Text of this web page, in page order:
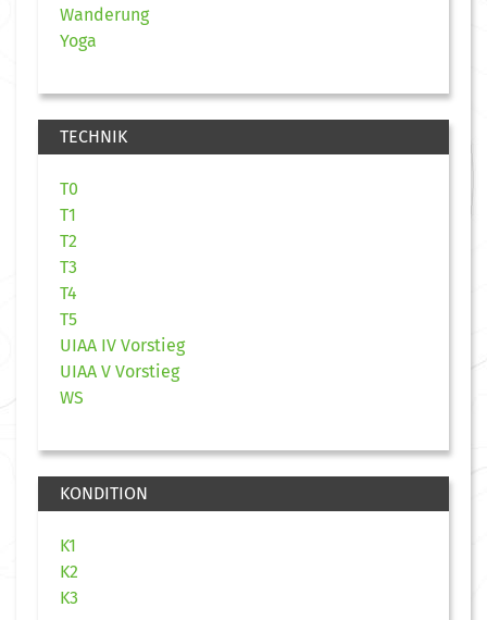
Wanderung
Yoga
TECHNIK
T0
T1
T2
T3
T4
T5
UIAA IV Vorstieg
UIAA V Vorstieg
WS
KONDITION
K1
K2
K3